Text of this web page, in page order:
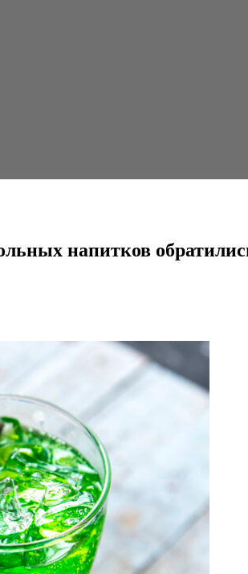
напитков